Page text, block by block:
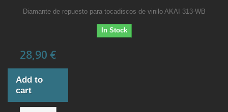
Diamante de repuesto para tocadiscos de vinilo AKAI 313-WB
In Stock
28,90 €
Add to
cart